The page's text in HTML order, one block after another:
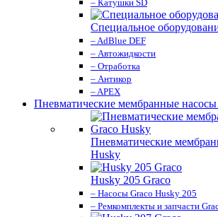
– Катушки SD
Специальное
– AdBlue DEF
– Автожидкости
– Отработка
– Антикор
– APEX
Пневматические мембранные
Пневматические
Husky
Husky 205 Graco
– Насосы Graco Husky 205
– Ремкомплекты и запчасти